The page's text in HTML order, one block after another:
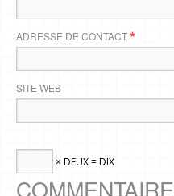
ADRESSE DE CONTACT*
SITE WEB
× DEUX = DIX
COMMENTAIRE